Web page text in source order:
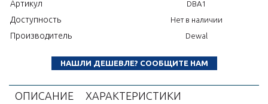
Артикул DBA1
Доступность Нет в наличии
Производитель Dewal
НАШЛИ ДЕШЕВЛЕ? СООБЩИТЕ НАМ
ОПИСАНИЕ ХАРАКТЕРИСТИКИ